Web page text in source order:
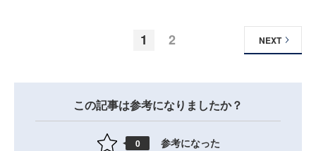
1 2 NEXT
この記事は参考になりましたか？
0 参考になった